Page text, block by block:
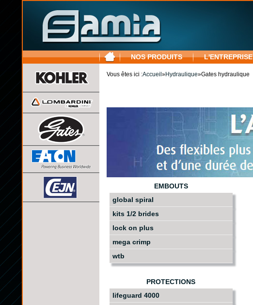
NOS PRODUITS L'ENTREPRISE
Vous êtes ici :Accueil »Hydraulique»Gates hydraulique
EMBOUTS
global spiral
kits 1/2 brides
lock on plus
mega crimp
wtb
PROTECTIONS
lifeguard 4000